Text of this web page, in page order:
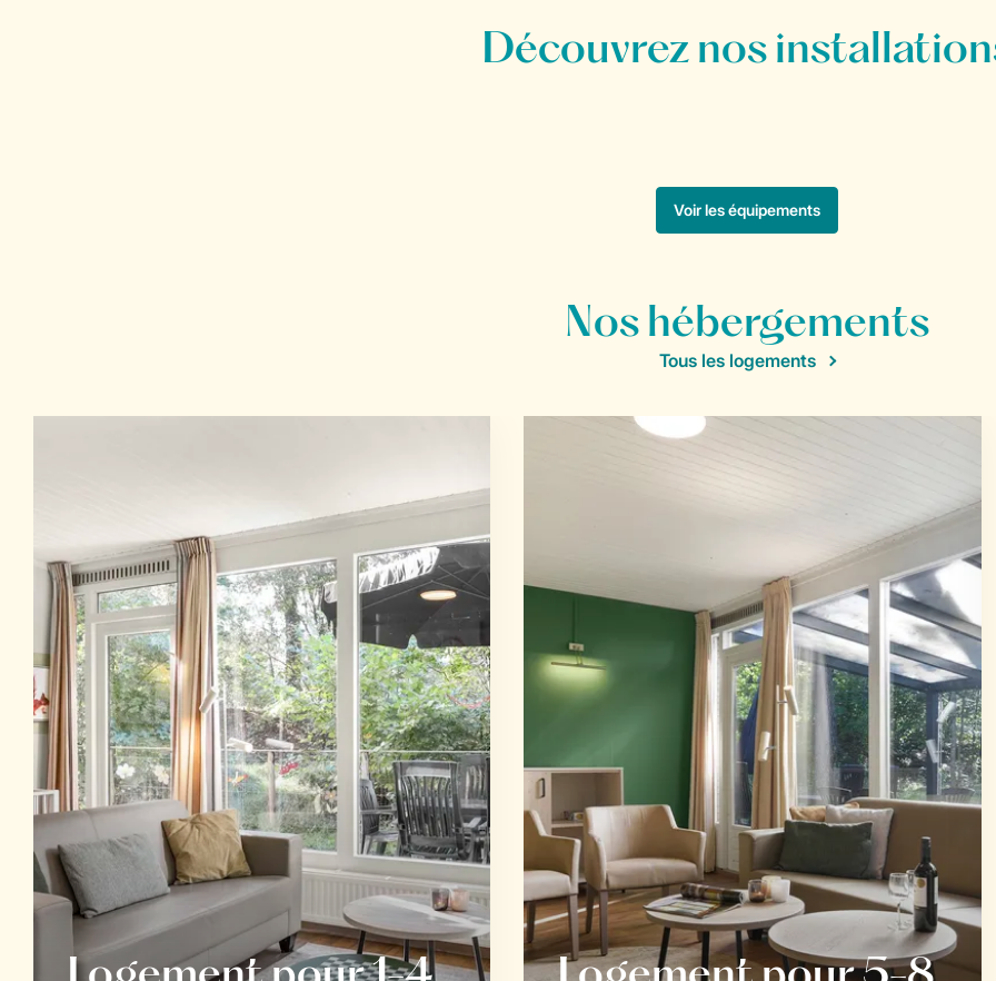
Nos hébergements
Tous les logements